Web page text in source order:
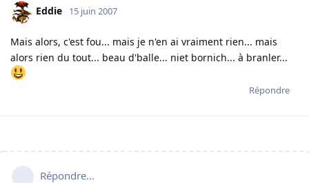
Eddie 15 juin 2007
Mais alors, c'est fou... mais je n'en ai vraiment rien... mais
alors rien du tout... beau d'balle... niet bornich... à branler...
Répondre
Répondre…